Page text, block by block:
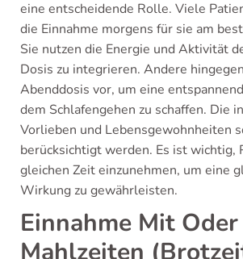
eine entscheidende Rolle. Viele
die Einnahme morgens für sie am
Sie nutzen die Energie und Aktivität
Dosis zu integrieren. Andere
Abenddosis vor, um eine
dem Schlafengehen zu schaffen. Die
Vorlieben und Lebensgewohnheiten
berücksichtigt werden. Es ist wichtig,
gleichen Zeit einzunehmen, um eine
Wirkung zu gewährleisten.
Einnahme Mit
Mahlzeiten